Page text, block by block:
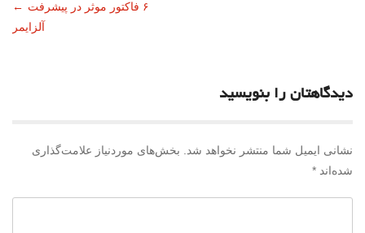
← ۶ فاکتور موثر در پیشرفت
آلزایمر
دیدگاهتان را بنویسید
نشانی ایمیل شما منتشر نخواهد شد. بخش‌های موردنیاز علامت‌گذاری
شده‌اند *